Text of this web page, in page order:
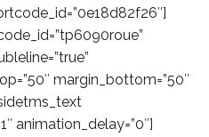
margin_bottom=”50″
animation_delay=”0″]